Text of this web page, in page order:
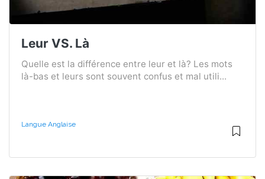
Leur VS. Là
Quelle est la différence entre leur et là? Les mots
là-bas et leurs sont souvent confus et mal utili...
Langue Anglaise